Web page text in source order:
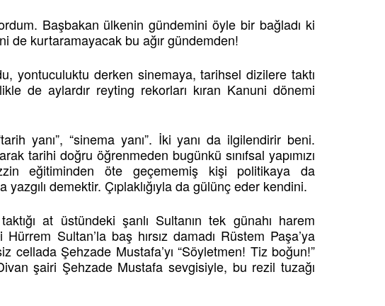
Başbakan ülkenin gündemini öyle bir bağladı ki
de kurtaramayacak bu ağır gündemden!
yontuculuktu derken sinemaya, tarihsel dizilere taktı
de aylardır reyting rekorları kıran Kanuni dönemi
yanı”, “sinema yanı”. İki yanı da ilgilendirir beni.
tarihi doğru öğrenmeden bugünkü sınıfsal yapımızı
eğitiminden öte geçememiş kişi politikaya da
demektir. Çıplaklığıyla da gülünç eder kendini.
at üstündeki şanlı Sultanın tek günahı harem
Sultan’la baş hırsız damadı Rüstem Paşa’ya
cellada Şehzade Mustafa’yı “Söyletmen! Tiz boğun!”
şairi Şehzade Mustafa sevgisiyle, bu rezil tuzağı